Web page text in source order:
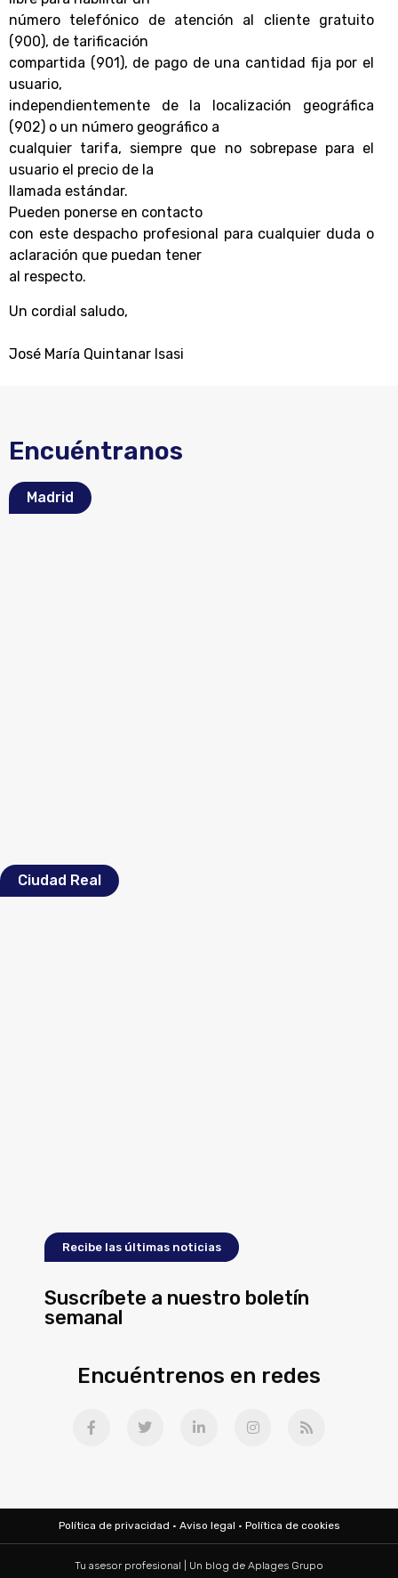
número telefónico de atención al cliente gratuito
(900), de tarificación
compartida (901), de pago de una cantidad fija por el
usuario,
independientemente de la localización geográfica
(902) o un número geográfico a
cualquier tarifa, siempre que no sobrepase para el
usuario el precio de la
llamada estándar.
Pueden ponerse en contacto
con este despacho profesional para cualquier duda o
aclaración que puedan tener
al respecto.
Un cordial saludo,
José María Quintanar Isasi
Encuéntranos
Madrid
Ciudad Real
Recibe las últimas noticias
Suscríbete a nuestro boletín
semanal
Encuéntrenos en redes
Política de privacidad · Aviso legal · Política de cookies
Tu asesor profesional | Un blog de Aplages Grupo